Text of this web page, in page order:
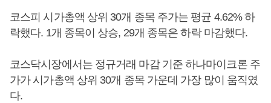
코스피 시가총액 상위 30개 종목 주가는 평균 4.62% 하
락했다. 1개 종목이 상승, 29개 종목은 하락 마감했다.
코스닥시장에서는 정규거래 마감 기준 하나마이크론 주
가가 시가총액 상위 30개 종목 가운데 가장 많이 움직였
다.